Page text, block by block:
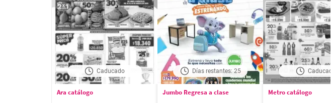
Caducado
Ara catálogo
Días restantes: 25
Jumbo Regresa a clase
Caducado
Metro catálogo